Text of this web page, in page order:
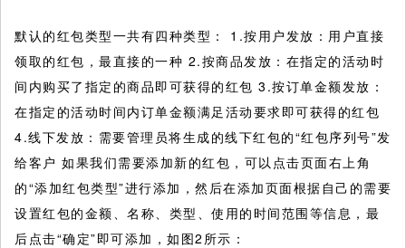
默认的红包类型一共有四种类型： 1.按用户发放：用户直接
领取的红包，最直接的一种 2.按商品发放：在指定的活动时
间内购买了指定的商品即可获得的红包 3.按订单金额发放：
在指定的活动时间内订单金额满足活动要求即可获得的红包
4.线下发放：需要管理员将生成的线下红包的“红包序列号”发
给客户 如果我们需要添加新的红包，可以点击页面右上角
的“添加红包类型”进行添加，然后在添加页面根据自己的需要
设置红包的金额、名称、类型、使用的时间范围等信息，最
后点击“确定”即可添加，如图2所示：